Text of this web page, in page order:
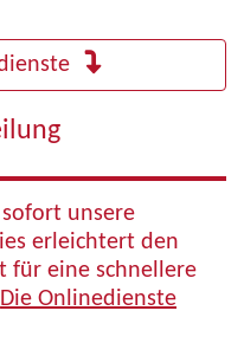
unsere
erleichtert den
für eine schnellere
Die Onlinedienste